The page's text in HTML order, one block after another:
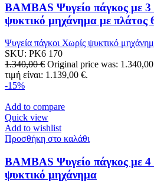
BAMBAS Ψυγείο πάγκος με 3
ψυκτικό μηχάνημα με πλάτος
Ψυγεία πάγκοι Χωρίς ψυκτικό
SKU: PK6 170
1.340,00€ Original price was:
τιμή είναι: 1.139,00 €.
-15%
Add to compare
Quick view
Add to wishlist
Προσθήκη στο καλάθι
BAMBAS Ψυγείο πάγκος με 4
ψυκτικό μηχάνημα